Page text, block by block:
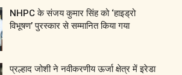
NHPC के संजय कुमार सिंह को ‘हाइड्रो
विभूषण’ पुरस्कार से सम्मानित किया गया
प्रल्हाद जोशी ने नवीकरणीय ऊर्जा क्षेत्र में इरेडा